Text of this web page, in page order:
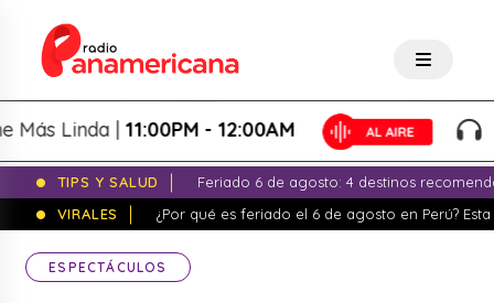
Linda |11:00PM - 12:00AM La
TIPS Y SALUD
Feriado 6 de agosto: 4 destinos
VIRALES
¿Por qué es feriado el 6 de agosto en Perú?
ESPECTÁCULOS